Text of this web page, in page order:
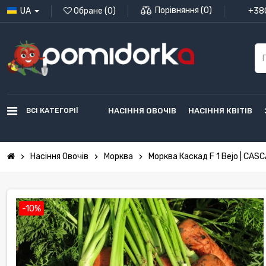
UA Обране (0) Порівняння (0)
ВСІ КАТЕГОРІЇ НАСІННЯ ОВОЧІВ НАСІННЯ КВІТІВ
chevron_right Насіння Овочів chevron_right Морква chevron_right Морква Каскад F 1 Bejo |
-10%